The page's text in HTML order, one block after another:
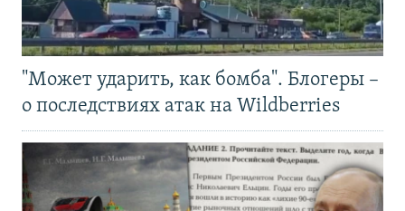
"Может ударить, как бомба". Блогеры –
о последствиях атак на Wildberries